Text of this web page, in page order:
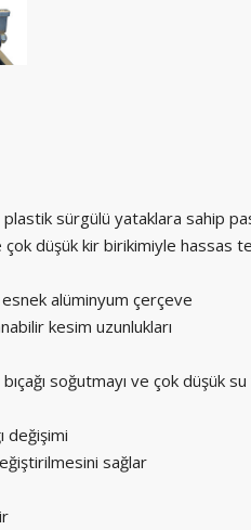
plastik sürgülü yataklara sahip
düşük kir birikimiyle hassas
alüminyum çerçeve
kesim uzunlukları
soğutmayı ve çok düşük su
değişimi
sağlar